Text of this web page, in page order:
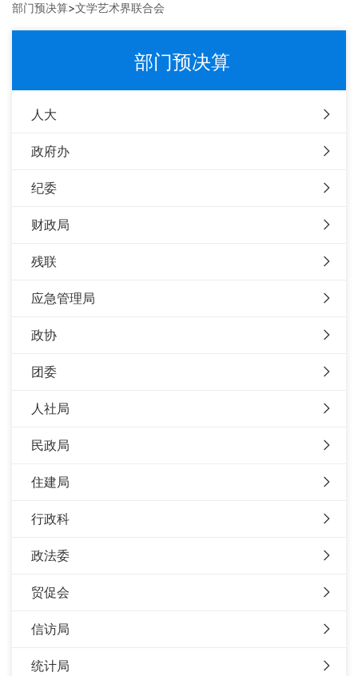
部门预决算>文学艺术界联合会
部门预决算
人大
政府办
纪委
财政局
残联
应急管理局
政协
团委
人社局
民政局
住建局
行政科
政法委
贸促会
信访局
统计局